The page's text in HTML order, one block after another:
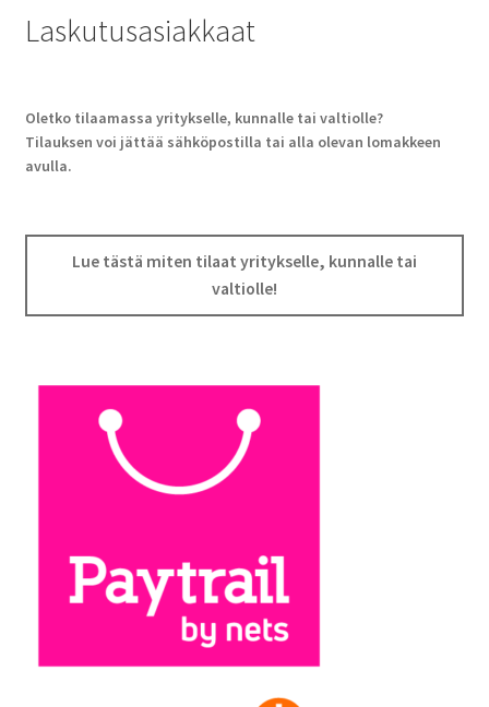
Laskutusasiakkaat
Oletko tilaamassa yritykselle, kunnalle tai valtiolle?
Tilauksen voi jättää sähköpostilla tai alla olevan lomakkeen
avulla.
Lue tästä miten tilaat yritykselle, kunnalle tai
valtiolle!